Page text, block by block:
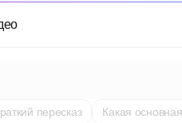
пересказ Какая